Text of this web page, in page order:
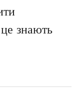
знають